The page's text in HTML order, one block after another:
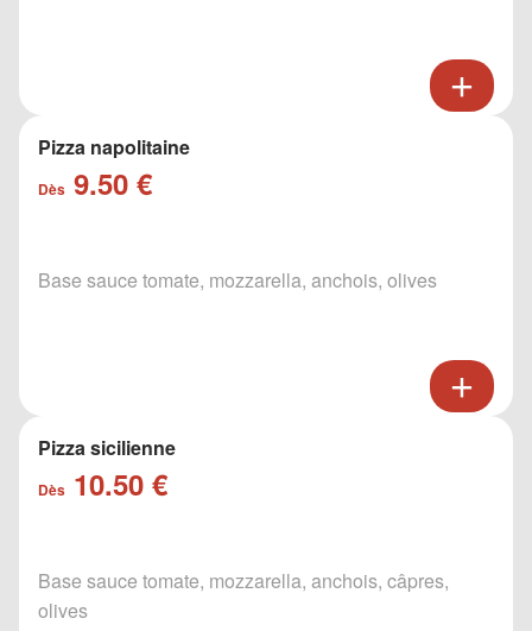
Pizza napolitaine
Dès 9.50 €
Base sauce tomate, mozzarella, anchois, olives
Pizza sicilienne
Dès 10.50 €
Base sauce tomate, mozzarella, anchois, câpres,
olives